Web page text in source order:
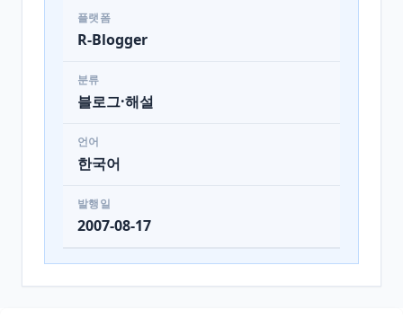
플랫폼
R-Blogger
분류
블로그·해설
언어
한국어
발행일
2007-08-17